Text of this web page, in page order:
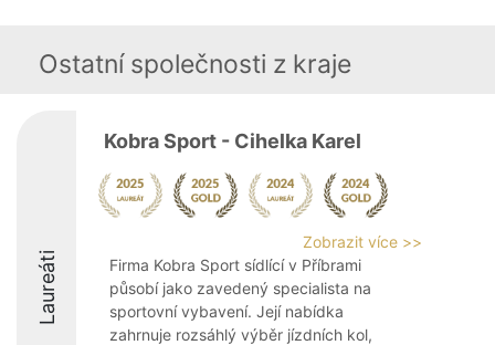
Ostatní společnosti z kraje
Laureáti
Kobra Sport - Cihelka Karel
Zobrazit více >>
Firma Kobra Sport sídlící v Příbrami
působí jako zavedený specialista na
sportovní vybavení. Její nabídka
zahrnuje rozsáhlý výběr jízdních kol,